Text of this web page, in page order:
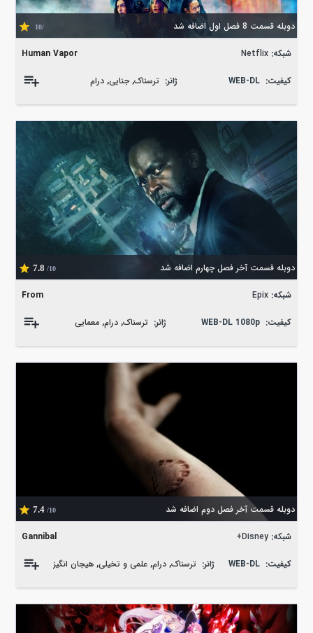
دوبله قسمت 8 فصل اول اضافه شد /10
Human Vapor شبکه: Netflix
کیفیت: WEB-DL ژانر: ترسناک, جنایی, درام
دوبله قسمت آخر فصل چهارم اضافه شد 7.8 /10
From شبکه: Epix
کیفیت: WEB-DL 1080p ژانر: ترسناک,درام,معمایی
دوبله قسمت آخر فصل دوم اضافه شد 7.4 /10
Gannibal شبکه: Disney+
کیفیت: WEB-DL ژانر: ترسناک, درام, علمی و تخیلی, هیجان انگیز